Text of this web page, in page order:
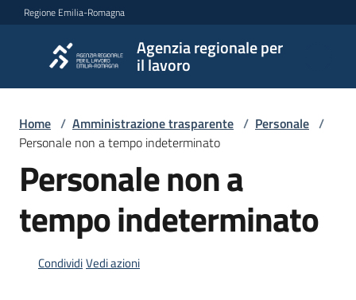
Vai al contenuto
Vai alla navigazione
Vai al footer
Regione Emilia-Romagna
Agenzia regionale per
il lavoro
Agenzia
regionale
per il
lavoro
L'Agenzia
Home / Amministrazione trasparente / Personale /
Personale non a tempo indeterminato
Personale non a
tempo indeterminato
CondividiVedi azioni